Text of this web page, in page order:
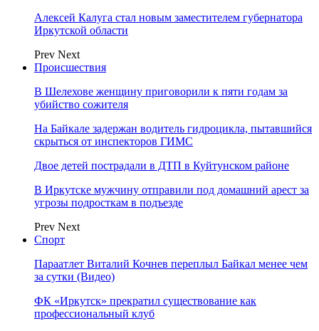
Алексей Калуга стал новым заместителем губернатора
Иркутской области
Prev Next
Происшествия
В Шелехове женщину приговорили к пяти годам за
убийство сожителя
На Байкале задержан водитель гидроцикла, пытавшийся
скрыться от инспекторов ГИМС
Двое детей пострадали в ДТП в Куйтунском районе
В Иркутске мужчину отправили под домашний арест за
угрозы подросткам в подъезде
Prev Next
Спорт
Параатлет Виталий Кочнев переплыл Байкал менее чем
за сутки (Видео)
ФК «Иркутск» прекратил существование как
профессиональный клуб